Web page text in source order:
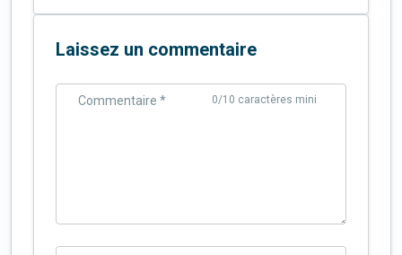
Laissez un commentaire
Commentaire * 0/10 caractères mini